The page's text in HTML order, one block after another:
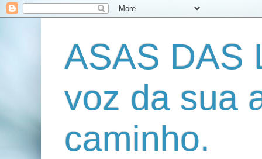
ASAS DAS
voz da sua
caminho.